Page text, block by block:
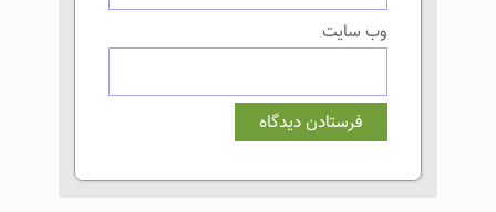
وب‌ سایت